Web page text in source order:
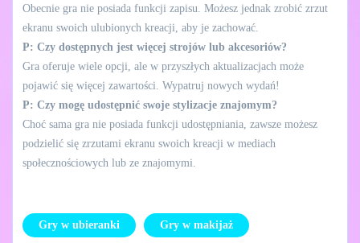
Obecnie gra nie posiada funkcji zapisu. Możesz jednak zrobić zrzut
ekranu swoich ulubionych kreacji, aby je zachować.
P: Czy dostępnych jest więcej strojów lub akcesoriów?
Gra oferuje wiele opcji, ale w przyszłych aktualizacjach może
pojawić się więcej zawartości. Wypatruj nowych wydań!
P: Czy mogę udostępnić swoje stylizacje znajomym?
Choć sama gra nie posiada funkcji udostępniania, zawsze możesz
podzielić się zrzutami ekranu swoich kreacji w mediach
społecznościowych lub ze znajomymi.
Gry w ubieranki Gry w makijaż